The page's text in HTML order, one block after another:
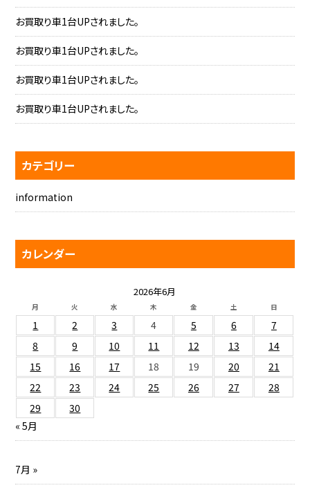
お買取り車1台UPされました。
お買取り車1台UPされました。
お買取り車1台UPされました。
お買取り車1台UPされました。
カテゴリー
information
カレンダー
2026年6月
月 火 水 木 金 土 日
1 2 3 4 5 6
7
8
9 10 11 12 13
14
15
16 17 18 19 20
21
22
23 24 25 26 27
28
29
30
« 5月
7月 »